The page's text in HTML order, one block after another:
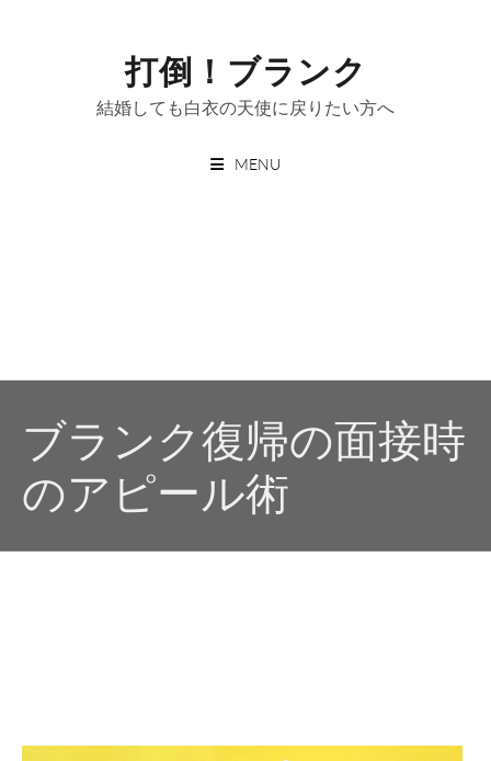
打倒！ブランク
結婚しても白衣の天使に戻りたい方へ
MENU
ブランク復帰の面接時
のアピール術